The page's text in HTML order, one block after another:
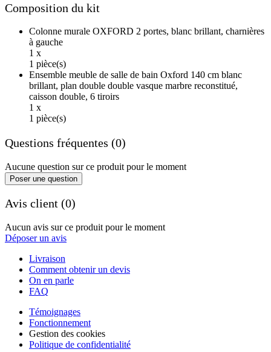
Composition du kit
Colonne murale OXFORD 2 portes, blanc brillant, charnières
à gauche
1 x
1 pièce(s)
Ensemble meuble de salle de bain Oxford 140 cm blanc
brillant, plan double double vasque marbre reconstitué,
caisson double, 6 tiroirs
1 x
1 pièce(s)
Questions fréquentes (0)
Aucune question sur ce produit pour le moment
Poser une question
Avis client (0)
Aucun avis sur ce produit pour le moment
Déposer un avis
Livraison
Comment obtenir un devis
On en parle
FAQ
Témoignages
Fonctionnement
Gestion des cookies
Politique de confidentialité